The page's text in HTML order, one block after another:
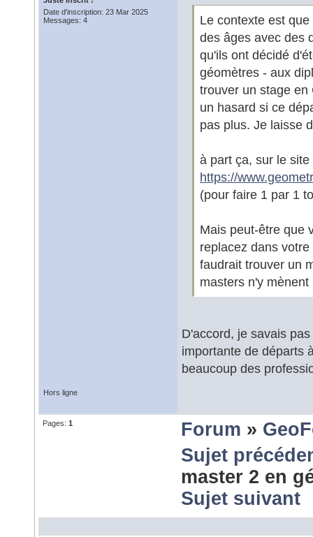
Date d'inscription: 23 Mar 2025
Messages: 4
Le contexte est
des âges avec des
qu'ils ont décidé
géomètres - aux
trouver un stage en
un hasard si ce
pas plus. Je laisse
à part ça, sur le
https://
(pour faire 1 par 1
Mais peut-être que
replacez dans
faudrait trouver un
masters n'y mènent
D'accord, je savais
importante de départs
beaucoup des
Hors ligne
Pages: 1 Forum »
Sujet
master 2 en
Sujet suivant